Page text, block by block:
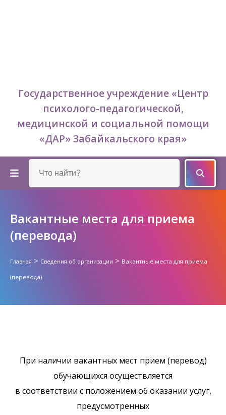
Государственное учреждение «Центр
психолого-педагогической,
медицинской и социальной помощи
«ДАР» Забайкальского края»
Вакантные места для приема
(перевода)
Главная > Сведения об организации > Вакантные места для приема
(перевода)
При наличии вакантных мест прием (перевод)
обучающихся осуществляется
в соответствии с положением об оказании услуг,
предусмотренных